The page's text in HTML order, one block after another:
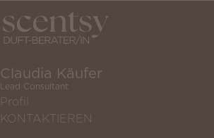
Claudia Käufer
Lead Consultant
Profil
KONTAKTIEREN